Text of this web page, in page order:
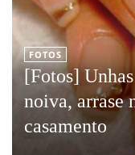
FOTOS
[Fotos]
noiva, arrase
casamento